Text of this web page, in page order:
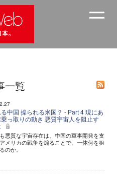
一覧
中国 操られる米国？ - Part 4 現にあ
っ取りの動き 悪質宇宙人を阻止す
悪質な宇宙存在は、中国の軍事開発を支
メリカの戦争を煽ることで、一体何を狙
のか。